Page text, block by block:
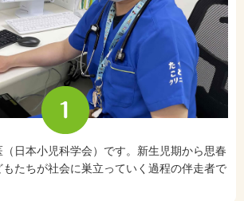
日本小児科学会）です。新生児期から思春
たちが社会に巣立っていく過程の伴走者で